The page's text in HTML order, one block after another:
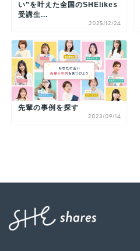
い”を叶えた全国のSHElikes
受講生...
2025/12/24
先輩の事例を探す
2023/09/14